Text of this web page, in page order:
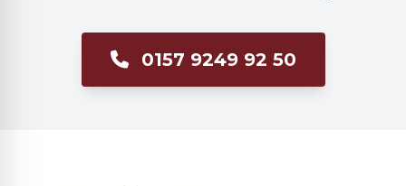
0157 9249 92 50